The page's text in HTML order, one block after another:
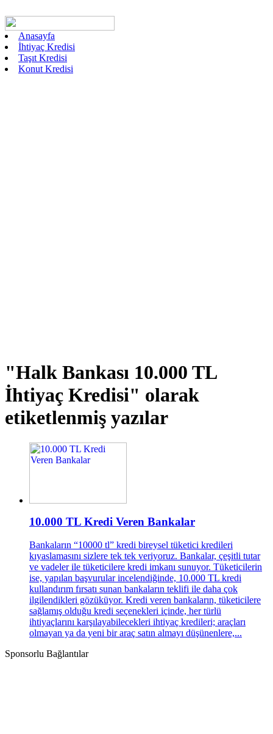
Anasayfa
İhtiyaç Kredisi
Taşıt Kredisi
Konut Kredisi
"Halk Bankası 10.000 TL
İhtiyaç Kredisi" olarak
etiketlenmiş yazılar
10.000 TL Kredi Veren Bankalar
Bankaların “10000 tl” kredi bireysel tüketici kredileri
kıyaslamasını sizlere tek tek veriyoruz. Bankalar, çeşitli tutar
ve vadeler ile tüketicilere kredi imkanı sunuyor. Tüketicilerin
ise, yapılan başvurular incelendiğinde, 10.000 TL kredi
kullandırım fırsatı sunan bankaların teklifi ile daha çok
ilgilendikleri gözüküyor. Kredi veren bankaların, tüketicilere
sağlamış olduğu kredi seçenekleri içinde, her türlü
ihtiyaçlarını karşılayabilecekleri ihtiyaç kredileri; araçları
olmayan ya da yeni bir araç satın almayı düşünenlere,...
Sponsorlu Bağlantılar